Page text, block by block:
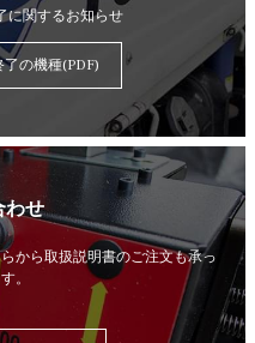
に関するお知らせ
の機種(PDF)
わせ
から取扱説明書のご注文も承っ
。